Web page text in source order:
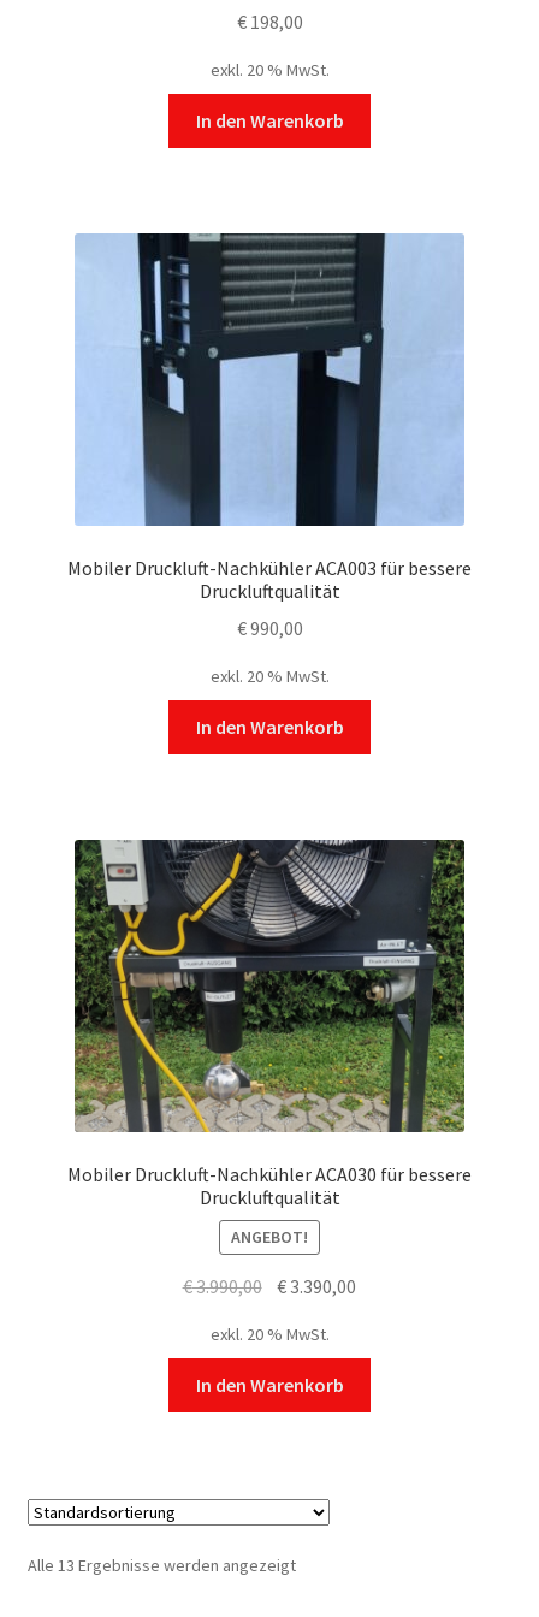
€198,00
exkl. 20 % MwSt.
In den Warenkorb
Mobiler Druckluft-Nachkühler ACA003 für bessere
Druckluftqualität
€990,00
exkl. 20 % MwSt.
In den Warenkorb
Mobiler Druckluft-Nachkühler ACA030 für bessere
Druckluftqualität
ANGEBOT!
€3.990,00 Ursprünglicher
war:
€ 3.990,00
€3.390,00
exkl. 20 % MwSt.
In den Warenkorb
Alle 13 Ergebnisse werden angezeigt